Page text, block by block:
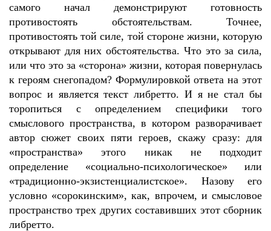
самого начал демонстрируют готовность
противостоять обстоятельствам. Точнее,
противостоять той силе, той стороне жизни, которую
открывают для них обстоятельства. Что это за сила,
или что это за «сторона» жизни, которая повернулась
к героям снегопадом? Формулировкой ответа на этот
вопрос и является текст либретто. И я не стал бы
торопиться с определением специфики того
смыслового пространства, в котором разворачивает
автор сюжет своих пяти героев, скажу сразу: для
«пространства» этого никак не подходит
определение «социально-психологическое» или
«традиционно-экзистенциалистское». Назову его
условно «сорокинским», как, впрочем, и смысловое
пространство трех других составивших этот сборник
либретто.